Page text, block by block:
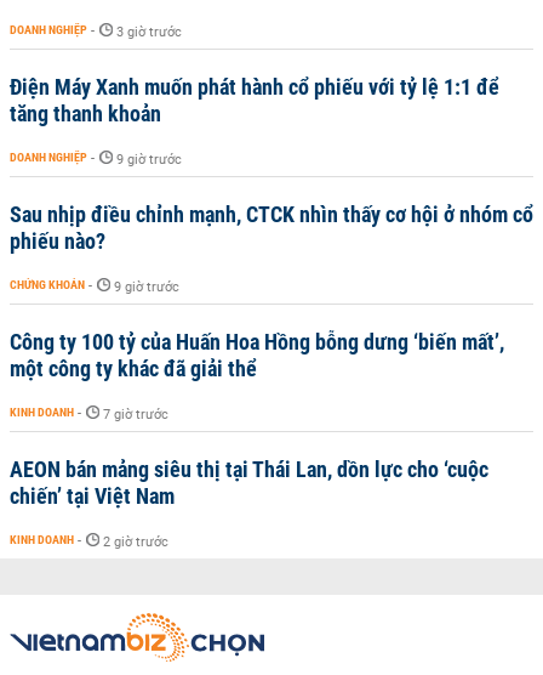
DOANH NGHIỆP - 3 giờ trước
Điện Máy Xanh muốn phát hành cổ phiếu với tỷ lệ 1:1 để
tăng thanh khoản
DOANH NGHIỆP - 9 giờ trước
Sau nhịp điều chỉnh mạnh, CTCK nhìn thấy cơ hội ở nhóm cổ
phiếu nào?
CHỨNG KHOÁN - 9 giờ trước
Công ty 100 tỷ của Huấn Hoa Hồng bỗng dưng ‘biến mất’,
một công ty khác đã giải thể
KINH DOANH - 7 giờ trước
AEON bán mảng siêu thị tại Thái Lan, dồn lực cho ‘cuộc
chiến’ tại Việt Nam
KINH DOANH - 2 giờ trước